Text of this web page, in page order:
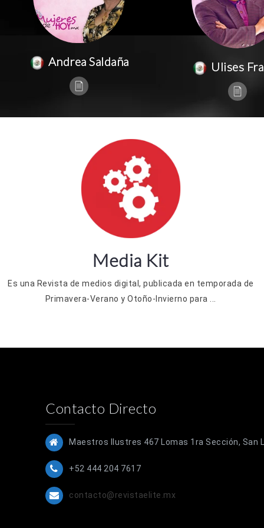
Andrea Saldaña Ulises
Media Kit
Es una Revista de medios digital, publicada en temporada de
Primavera-Verano y Otoño-Invierno para ...
Contacto Directo
Maestros Ilustres 467 Lomas 1ra Sección, San
+52 444 204 7617
contacto@revistaelite.mx